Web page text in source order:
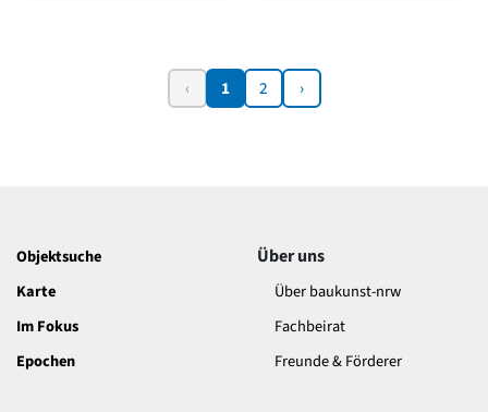
‹ 1 2 ›
Objektsuche
Karte
Im Fokus
Epochen
Über uns
Über baukunst-nrw
Fachbeirat
Freunde & Förderer